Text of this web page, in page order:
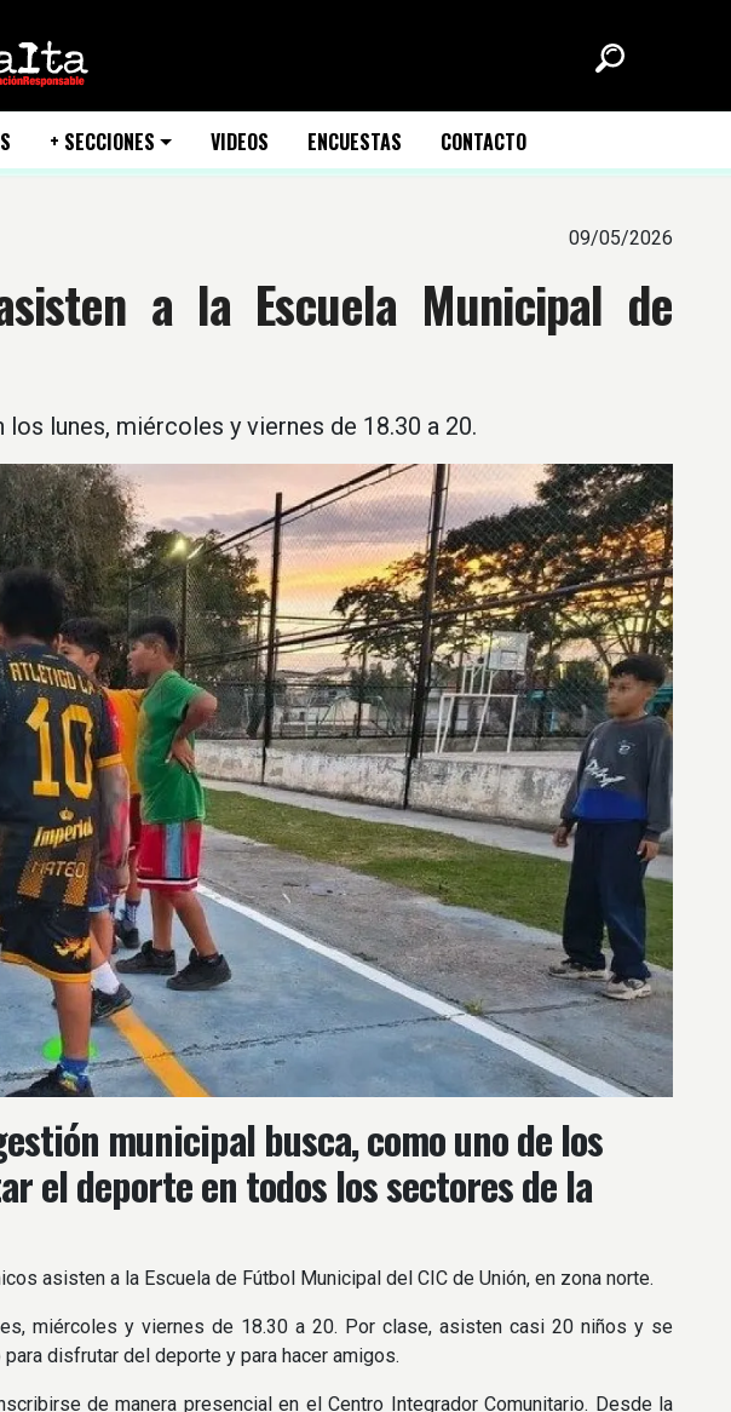
+ SECCIONES VIDEOS ENCUESTAS CONTACTO
09/05/2026
a la Escuela Municipal de
lunes, miércoles y viernes de 18.30 a 20.
municipal busca, como uno de los
el deporte en todos los sectores de la
asisten a la Escuela de Fútbol Municipal del CIC de Unión, en zona norte.
miércoles y viernes de 18.30 a 20. Por clase, asisten casi 20 niños y se
disfrutar del deporte y para hacer amigos.
de manera presencial en el Centro Integrador Comunitario. Desde la